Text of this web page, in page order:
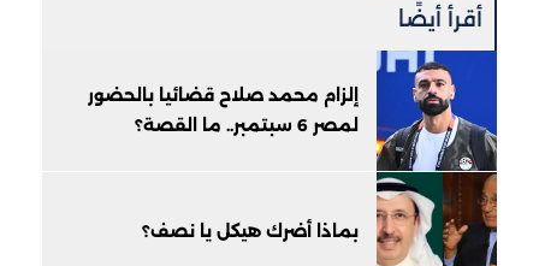
أقرأ أيضًا
إلزام محمد صلاح قضائيا بالحضور
لمصر 6 سبتمبر.. ما القصة؟
بماذا أضرك هيكل يا نصف؟